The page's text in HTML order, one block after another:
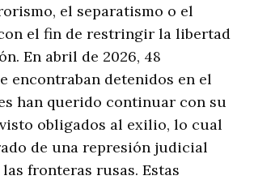
el separatismo o el
el fin de restringir la libertad
En abril de 2026, 48
encontraban detenidos en el
han querido continuar con su
obligados al exilio, lo cual
de una represión judicial
las fronteras rusas. Estas